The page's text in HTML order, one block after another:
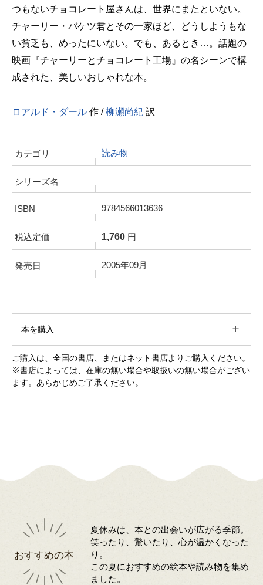
つもないチョコレート屋さんは、世界にまたといない。
チャーリー・バケツ君とその一家ほど、どうしようもな
い貧乏も、めったにいない。でも、あるとき…。話題の
映画『チャーリーとチョコレート工場』の名シーンで構
成された、美しいおしゃれな本。
ロアルド・ダール 作 /柳瀬尚紀 訳
カテゴリ 読み物
シリーズ名
ISBN 9784566013636
税込定価 1,760円
発売日 2005年09月
本を購入
ご購入は、全国の書店、またはネット書店よりご購入ください。
※書店によっては、在庫の無い場合や取扱いの無い場合がござい
ます。あらかじめご了承ください。
おすすめの本
夏休みは、本との出会いが広がる季節。
笑ったり、驚いたり、心が温かくなった
り。
この夏におすすめの絵本や読み物を集め
ました。